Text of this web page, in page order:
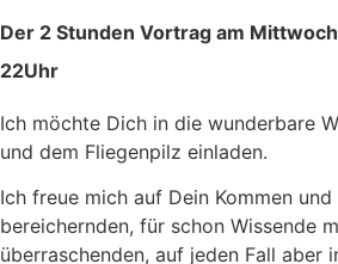
Der 2 Stunden Vortrag am
22Uhr
Ich möchte Dich in die wunderbare
und dem Fliegenpilz einladen.
Ich freue mich auf Dein Kommen
bereichernden, für schon Wissende
überraschenden, auf jeden Fall aber